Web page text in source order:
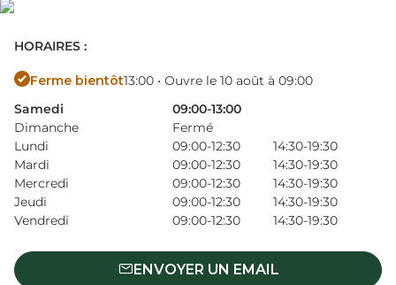
HORAIRES :
Ferme bientôt13:00 • Ouvre le 10 août à 09:00
Samedi
09:00-13:00
Dimanche
Fermé
Lundi
09:00-12:30
14:30-19:30
Mardi
09:00-12:30
14:30-19:30
Mercredi
09:00-12:30
14:30-19:30
Jeudi
09:00-12:30
14:30-19:30
Vendredi
09:00-12:30 14:30-19:30
ENVOYER UN EMAIL